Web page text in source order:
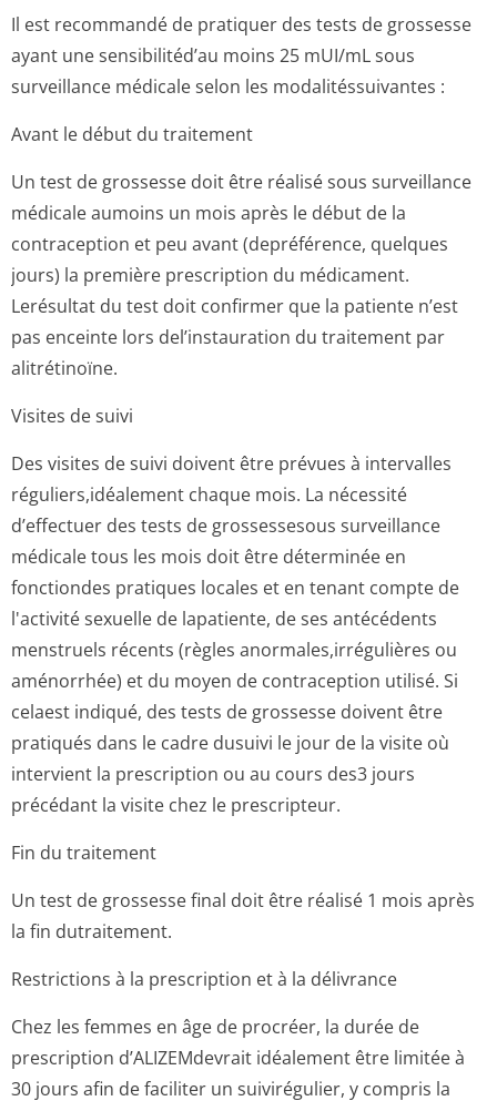
Il est recommandé de pratiquer des tests de grossesse
ayant une sensibilitéd’au moins 25 mUI/mL sous
surveillance médicale selon les modalitéssuivan­tes :
Avant le début du traitement
Un test de grossesse doit être réalisé sous surveillance
médicale aumoins un mois après le début de la
contraception et peu avant (depréférence, quelques
jours) la première prescription du médicament.
Lerésultat du test doit confirmer que la patiente n’est
pas enceinte lors del’instauration du traitement par
alitrétinoïne.
Visites de suivi
Des visites de suivi doivent être prévues à intervalles
réguliers,idé­alement chaque mois. La nécessité
d’effectuer des tests de grossessesous surveillance
médicale tous les mois doit être déterminée en
fonctiondes pratiques locales et en tenant compte de
l'activité sexuelle de lapatiente, de ses antécédents
menstruels récents (règles anormales,irré­gulières ou
aménorrhée) et du moyen de contraception utilisé. Si
celaest indiqué, des tests de grossesse doivent être
pratiqués dans le cadre dusuivi le jour de la visite où
intervient la prescription ou au cours des3 jours
précédant la visite chez le prescripteur.
Fin du traitement
Un test de grossesse final doit être réalisé 1 mois après
la fin dutraitement.
Restrictions à la prescription et à la délivrance
Chez les femmes en âge de procréer, la durée de
prescription d’ALIZEMdevrait idéalement être limitée à
30 jours afin de faciliter un suivirégulier, y compris la